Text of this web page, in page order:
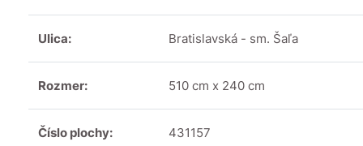
Ulica: Bratislavská - sm. Šaľa
Rozmer: 510 cm x 240 cm
Číslo plochy: 431157